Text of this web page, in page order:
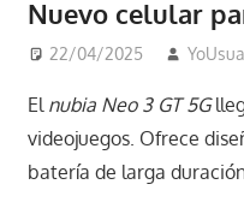
Nuevo celular
22/04/2025
El nubia Neo 3 GT 5G
videojuegos. Ofrece
batería de larga